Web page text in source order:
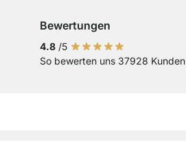
Kasse
mit Vorkasse
Bewertungen
4.8 /5
So bewerten uns 37928 Kunden